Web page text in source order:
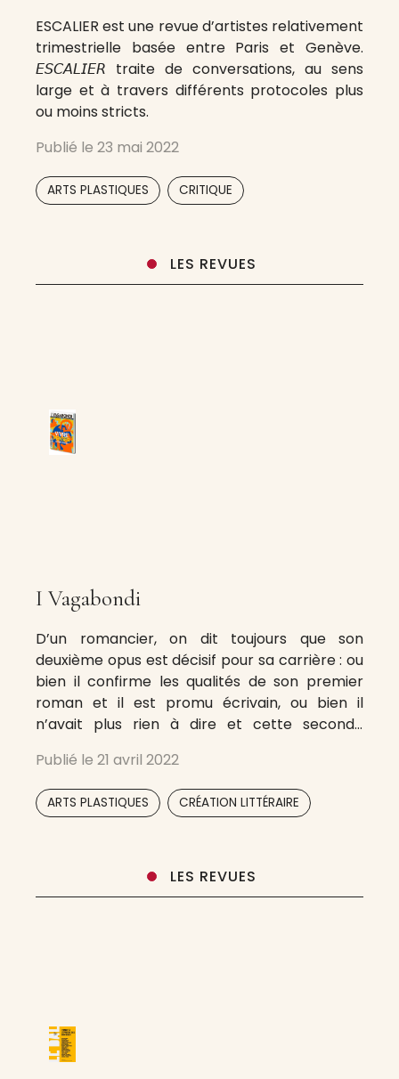
ESCALIER est une revue d’artistes relativement
trimestrielle basée entre Paris et Genève.
𝘌𝘚𝘊𝘈𝘓𝘐𝘌𝘙 traite de conversations, au sens
large et à travers différents protocoles plus
ou moins stricts.
Publié le 23 mai 2022
ARTS PLASTIQUES CRITIQUE
LES REVUES
I Vagabondi
D’un romancier, on dit toujours que son
deuxième opus est décisif pour sa carrière : ou
bien il confirme les qualités de son premier
roman et il est promu écrivain, ou bien il
n’avait plus rien à dire et cette seconde
discrédite à jamais. Nombre d’écrivains
Publié le 21 avril 2022
ARTS PLASTIQUES CRÉATION LITTÉRAIRE
LES REVUES